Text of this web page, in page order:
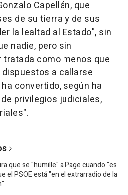
Capellán, que
de su tierra y de sus
la lealtad al Estado", sin
nadie, pero sin
como menos que
a callarse
convertido, según ha
privilegios judiciales,
que se "humille" a Page cuando "es
el PSOE está "en el extrarradio de la